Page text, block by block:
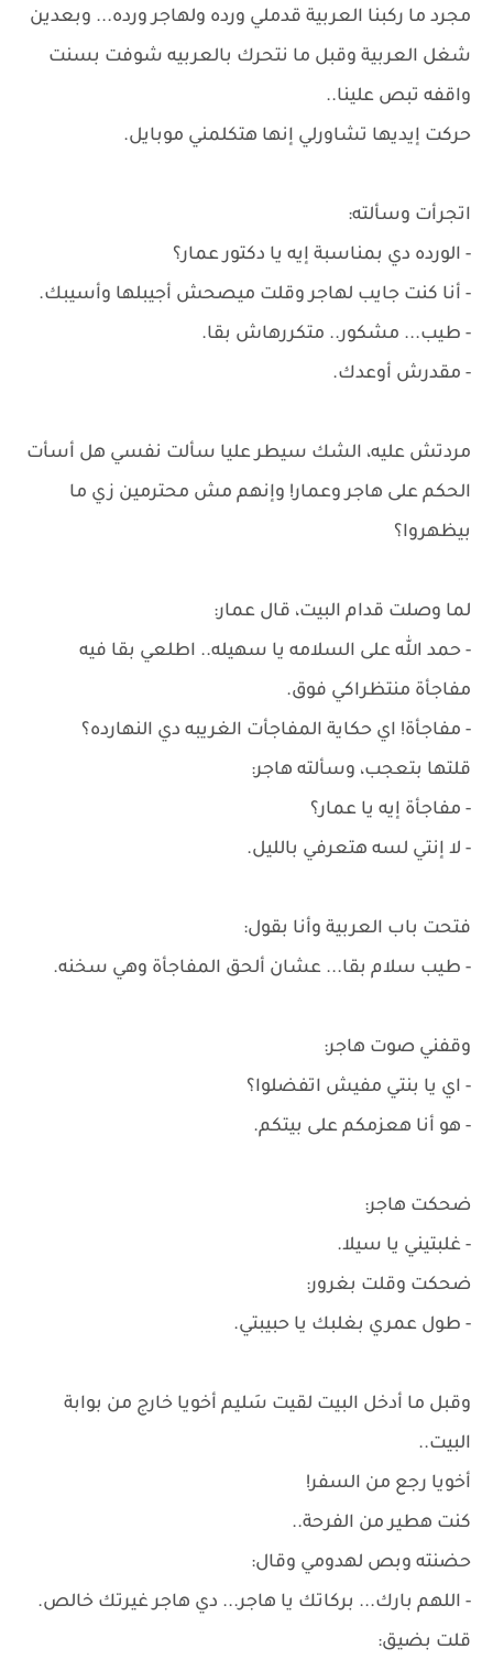
مجرد ما ركبنا العربية قدملي ورده ولهاجر ورده... وبعدين
شغل العربية وقبل ما نتحرك بالعربيه شوفت بسنت
واقفه تبص علينا..
حركت إيديها تشاورلي إنها هتكلمني موبايل.
اتجرأت وسألته:
- الورده دي بمناسبة إيه يا دكتور عمار؟
- أنا كنت جايب لهاجر وقلت ميصحش أجيبلها وأسيبك.
- طيب... مشكور.. متكررهاش بقا.
- مقدرش أوعدك.
مردتش عليه، الشك سيطر عليا سألت نفسي هل أسأت
الحكم على هاجر وعمار! وإنهم مش محترمين زي ما
بيظهروا؟
لما وصلت قدام البيت، قال عمار:
- حمد الله على السلامه يا سهيله.. اطلعي بقا فيه
مفاجأة منتظراكي فوق.
- مفاجأة! اي حكاية المفاجأت الغريبه دي النهارده؟
قلتها بتعجب، وسألته هاجر:
- مفاجأة إيه يا عمار؟
- لا إنتي لسه هتعرفي بالليل.
فتحت باب العربية وأنا بقول:
- طيب سلام بقا... عشان ألحق المفاجأة وهي سخنه.
وقفني صوت هاجر:
- اي يا بنتي مفيش اتفضلوا؟
- هو أنا هعزمكم على بيتكم.
ضحكت هاجر:
- غلبتيني يا سيلا.
ضحكت وقلت بغرور:
- طول عمري بغلبك يا حبيبتي.
وقبل ما أدخل البيت لقيت سَليم أخويا خارج من بوابة
البيت..
أخويا رجع من السفر!
كنت هطير من الفرحة..
حضنته وبص لهدومي وقال:
- اللهم بارك... بركاتك يا هاجر... دي هاجر غيرتك خالص.
قلت بضيق: